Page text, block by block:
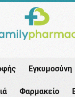
Εγκυμοσύνη
Φαρμακείο
/ Εταιρίες / Inpa /